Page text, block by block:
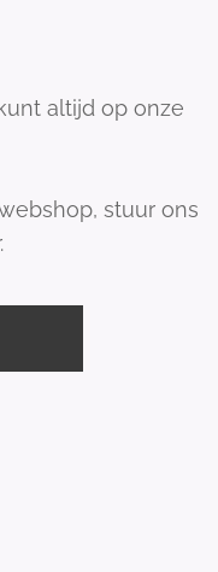
altijd op onze
stuur ons